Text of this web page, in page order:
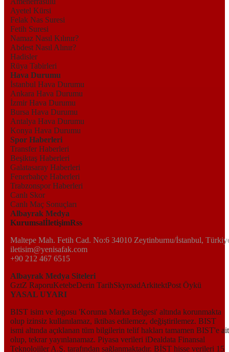
Ayetel Kürsi
Felak Nas Suresi
Fetih Suresi
Namaz Nasıl Kılınır?
Abdest Nasıl Alınır?
Hadisler
Rüya Tabirleri
Hava Durumu
İstanbul Hava Durumu
Ankara Hava Durumu
İzmir Hava Durumu
Bursa Hava Durumu
Antalya Hava Durumu
Konya Hava Durumu
Spor Haberleri
Transfer Haberleri
Beşiktaş Haberleri
Galatasaray Haberleri
Fenerbahçe Haberleri
Trabzonspor Haberleri
Canlı Skor
Canlı Maç Sonuçları
Albayrak Medya
KurumsalİletişimRss
Maltepe Mah. Fetih Cad. No:6 34010 Zeytinburnu/İstanbul,
iletisim@yenisafak.com
+90 212 467 6515
Albayrak Medya Siteleri
GztZ RaporuKetebeDerin TarihSkyroadArkitektPost Öykü
YASAL UYARI
BIST isim ve logosu 'Koruma Marka Belgesi' altında korunmakta
olup izinsiz kullanılamaz, iktibas edilemez, değiştirilemez. BIST
ismi altında açıklanan tüm bilgilerin telif hakları tamamen BIST'e ait
olup, tekrar yayınlanamaz. Piyasa verileri iDealdata Finansal
Teknolojiler A.Ş. tarafından sağlanmaktadır. BİST hisse verileri 15